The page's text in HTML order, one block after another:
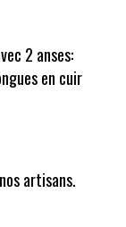
2 anses:
en cuir
artisans.